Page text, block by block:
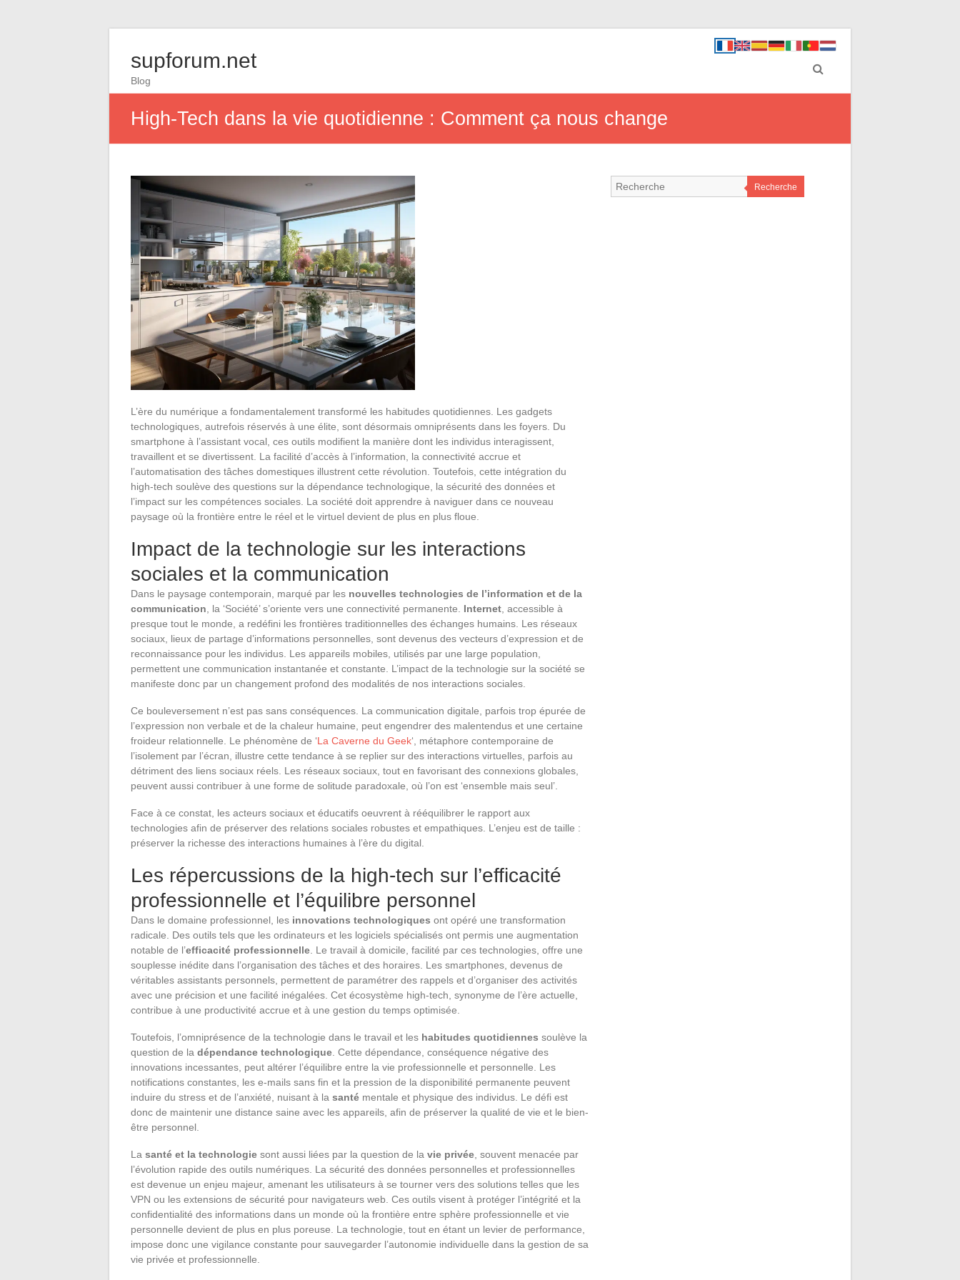
supforum.net
Blog
High-Tech dans la vie quotidienne : Comment ça nous change
L’ère du numérique a fondamentalement transformé les habitudes quotidiennes. Les gadgets
technologiques, autrefois réservés à une élite, sont désormais omniprésents dans les foyers. Du
smartphone à l’assistant vocal, ces outils modifient la manière dont les individus interagissent,
travaillent et se divertissent. La facilité d’accès à l’information, la connectivité accrue et
l’automatisation des tâches domestiques illustrent cette révolution. Toutefois, cette intégration du
high-tech soulève des questions sur la dépendance technologique, la sécurité des données et
l’impact sur les compétences sociales. La société doit apprendre à naviguer dans ce nouveau
paysage où la frontière entre le réel et le virtuel devient de plus en plus floue.
Impact de la technologie sur les interactions
sociales et la communication
Dans le paysage contemporain, marqué par les nouvelles technologies de l’information et de la
communication , la ‘Société’ s’oriente vers une connectivité permanente. Internet , accessible à
presque tout le monde, a redéfini les frontières traditionnelles des échanges humains. Les réseaux
sociaux, lieux de partage d’informations personnelles, sont devenus des vecteurs d’expression et de
reconnaissance pour les individus. Les appareils mobiles, utilisés par une large population,
permettent une communication instantanée et constante. L’impact de la technologie sur la société se
manifeste donc par un changement profond des modalités de nos interactions sociales.
Ce bouleversement n’est pas sans conséquences. La communication digitale, parfois trop épurée de
l’expression non verbale et de la chaleur humaine, peut engendrer des malentendus et une certaine
froideur relationnelle. Le phénomène de ‘La Caverne du Geek‘, métaphore contemporaine de
l’isolement par l’écran, illustre cette tendance à se replier sur des interactions virtuelles, parfois au
détriment des liens sociaux réels. Les réseaux sociaux, tout en favorisant des connexions globales,
peuvent aussi contribuer à une forme de solitude paradoxale, où l’on est ‘ensemble mais seul’.
Face à ce constat, les acteurs sociaux et éducatifs oeuvrent à rééquilibrer le rapport aux
technologies afin de préserver des relations sociales robustes et empathiques. L’enjeu est de taille :
préserver la richesse des interactions humaines à l’ère du digital.
Les répercussions de la high-tech sur l’efficacité
professionnelle et l’équilibre personnel
Dans le domaine professionnel, les innovations technologiques ont opéré une transformation
radicale. Des outils tels que les ordinateurs et les logiciels spécialisés ont permis une augmentation
notable de l’efficacité professionnelle . Le travail à domicile, facilité par ces technologies, offre une
souplesse inédite dans l’organisation des tâches et des horaires. Les smartphones, devenus de
véritables assistants personnels, permettent de paramétrer des rappels et d’organiser des activités
avec une précision et une facilité inégalées. Cet écosystème high-tech, synonyme de l’ère actuelle,
contribue à une productivité accrue et à une gestion du temps optimisée.
Toutefois, l’omniprésence de la technologie dans le travail et les habitudes quotidiennes soulève la
question de la dépendance technologique . Cette dépendance, conséquence négative des
innovations incessantes, peut altérer l’équilibre entre la vie professionnelle et personnelle. Les
notifications constantes, les e-mails sans fin et la pression de la disponibilité permanente peuvent
induire du stress et de l’anxiété, nuisant à la santé mentale et physique des individus. Le défi est
donc de maintenir une distance saine avec les appareils, afin de préserver la qualité de vie et le bien-
être personnel.
La santé et la technologie sont aussi liées par la question de la vie privée , souvent menacée par
l’évolution rapide des outils numériques. La sécurité des données personnelles et professionnelles
est devenue un enjeu majeur, amenant les utilisateurs à se tourner vers des solutions telles que les
VPN ou les extensions de sécurité pour navigateurs web. Ces outils visent à protéger l’intégrité et la
confidentialité des informations dans un monde où la frontière entre sphère professionnelle et vie
personnelle devient de plus en plus poreuse. La technologie, tout en étant un levier de performance,
impose donc une vigilance constante pour sauvegarder l’autonomie individuelle dans la gestion de sa
vie privée et professionnelle.
Recherche